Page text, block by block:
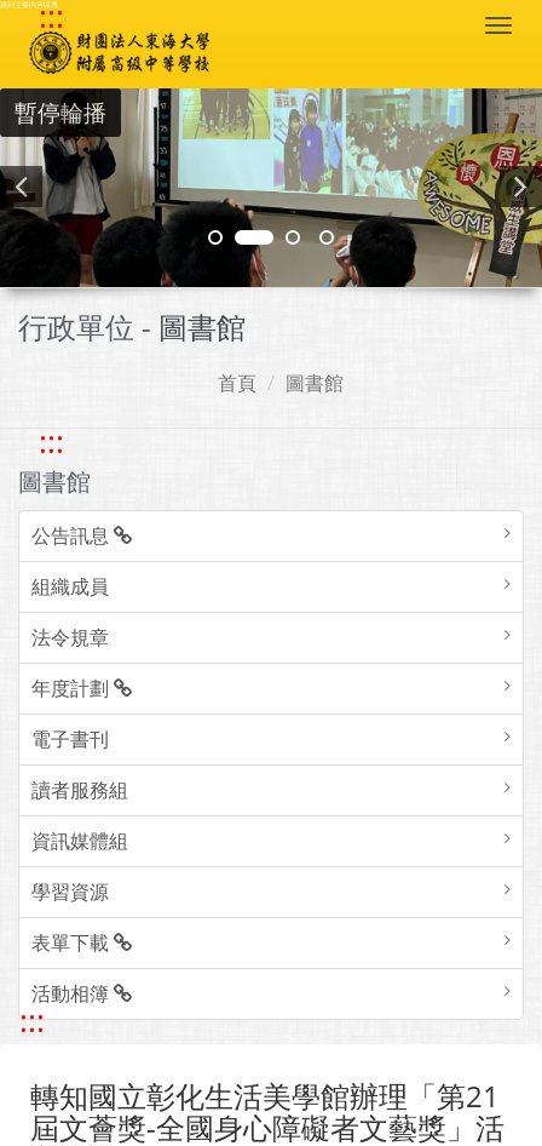
跳到主要內容區塊
:::
暫停輪播
行政單位 - 圖書館
首頁 圖書館
:::
圖書館
公告訊息
組織成員
法令規章
年度計劃
電子書刊
讀者服務組
資訊媒體組
學習資源
表單下載
活動相簿
:::
轉知國立彰化生活美學館辦理「第21
屆文薈獎-全國身心障礙者文藝獎」活